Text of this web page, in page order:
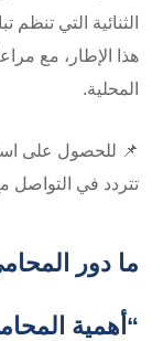
الثنائية التي تنظم
هذا الإطار، مع
المحلية.
📌 للحصول على
تتردد في التواصل
ما دور
“أهمية